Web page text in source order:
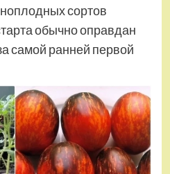
сортов
обычно оправдан
самой ранней первой